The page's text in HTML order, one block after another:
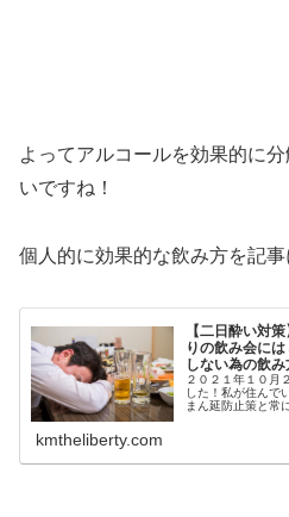
よってアルコールを効果的に
いですね！
個人的に効果的な飲み方を記事
【二日酔い対
りの飲み会に
しない為の飲み
２０２１年１０月
した！私が住んで
まん延防止策と常
kmtheliberty.com